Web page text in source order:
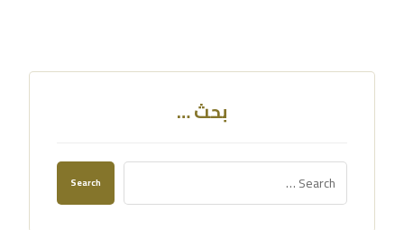
بحث …
Search